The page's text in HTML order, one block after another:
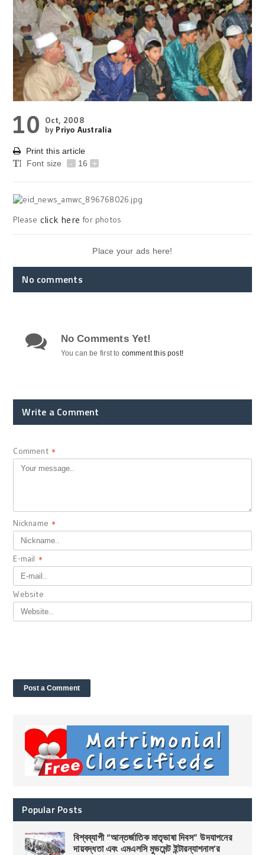
10
Oct, 2008
by Priyo Australia
Print this article
Font size
- 16 +
Please click here for photos
Place your ads here!
No comments
No Comments Yet!
You can be first to comment this post!
Write a Comment
Comment *
Nickname *
E-mail *
Website
Popular Posts
বিশ্বব্যাপী “আন্তর্জাতিক মাতৃভাষা দিবস” উদযাপনের
দায়বদ্ধতা এবং এমএলসি মুভমেন্ট ইন্টারন্যাশনাল’র